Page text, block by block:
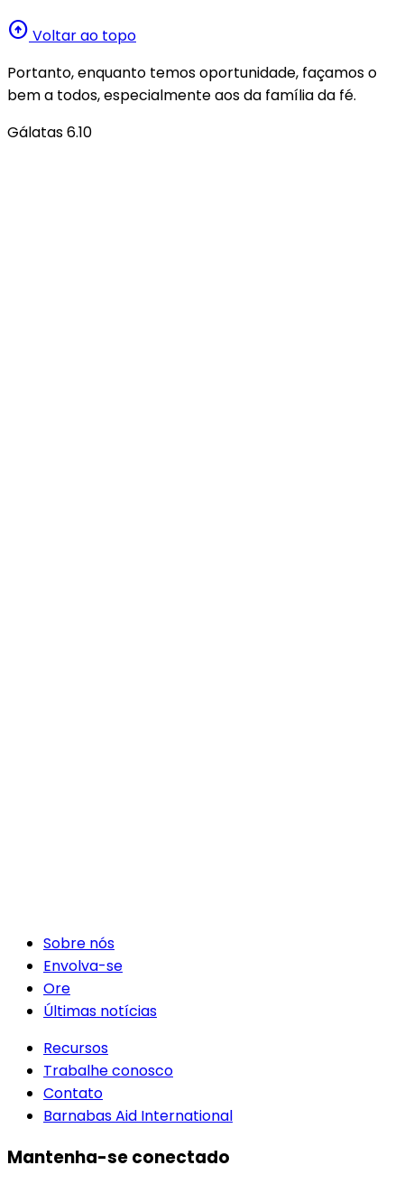
arrow_circle_up Voltar ao topo
Portanto, enquanto temos oportunidade, façamos o
bem a todos, especialmente aos da família da fé.
Gálatas 6.10
Sobre nós
Envolva-se
Ore
Últimas notícias
Recursos
Trabalhe conosco
Contato
Barnabas Aid International
Mantenha-se conectado